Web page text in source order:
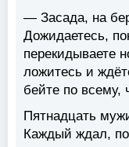
— Засада, на
Дожидаетесь,
перекидываете
ложитесь и
бейте по всему,
Пятнадцать
Каждый ждал,